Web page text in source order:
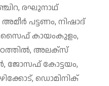
രഘുനാഥ്
അമീര്‍ പട്ടണം, നിഷാദ്
കായംകുളം,
അലക്‌സ്
ജോസഫ് കോട്ടയം,
ഡൊമിനിക്